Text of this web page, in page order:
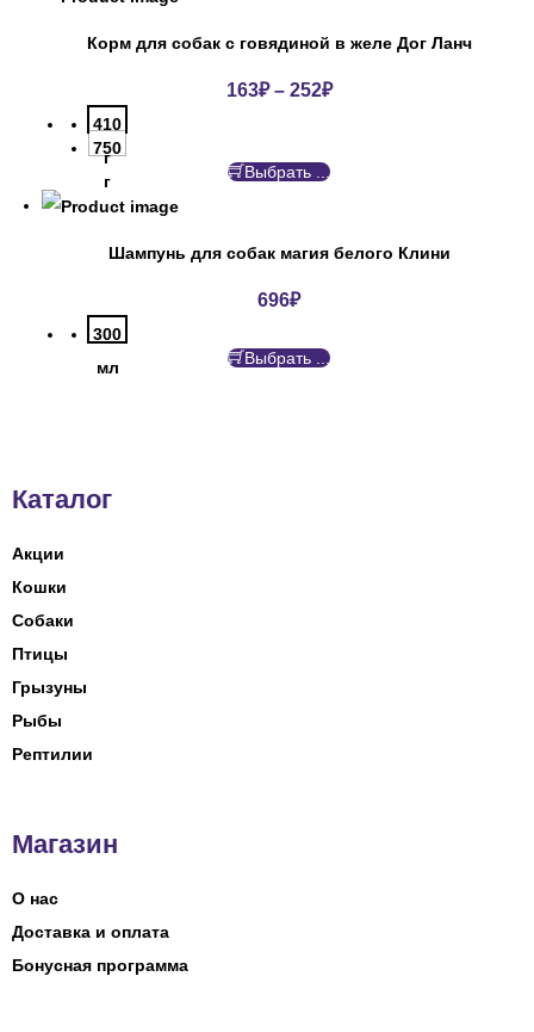
Корм для собак с говядиной в желе Дог Ланч
163₽– 252₽
410
г
750
г
Выбрать ...
Шампунь для собак магия белого Клини
696₽
300
мл
Выбрать ...
Каталог
Акции
Кошки
Собаки
Птицы
Грызуны
Рыбы
Рептилии
Магазин
О нас
Доставка и оплата
Бонусная программа